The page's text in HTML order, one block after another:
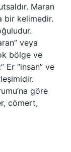
Maran
bir kelimedir.
veya
bölge ve
Er “insan” ve
göre
cömert,